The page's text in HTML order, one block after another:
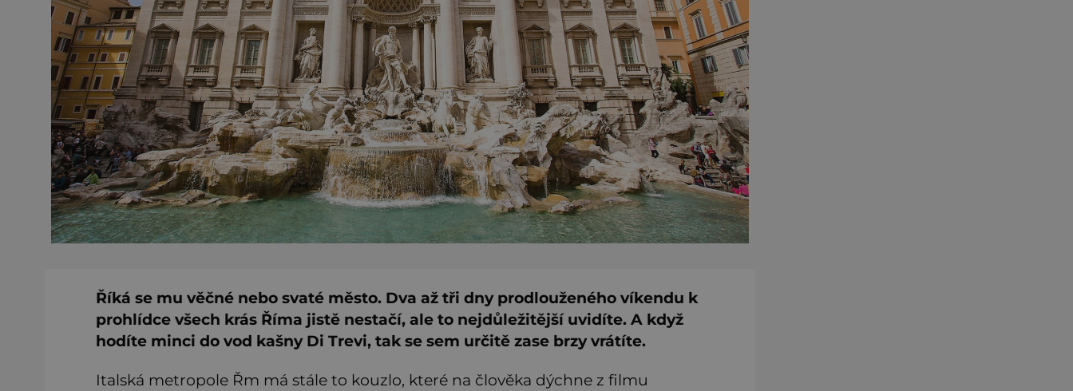
Říká se mu věčné nebo svaté město. Dva až tři dny prodlouženého víkendu k
prohlídce všech krás Říma jistě nestačí, ale to nejdůležitější uvidíte. A když
hodíte minci do vod kašny Di Trevi, tak se sem určitě zase brzy vrátíte.
Italská metropole Řm má stále to kouzlo, které na člověka dýchne z filmu